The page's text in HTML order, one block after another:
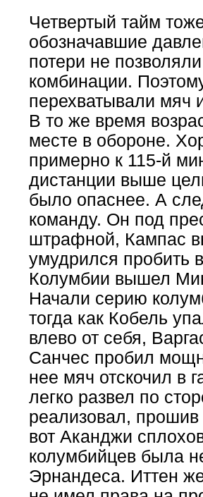
Четвертый тайм
обозначавшие
потери не
комбинации.
перехватывали мяч
В то же время
месте в обороне.
примерно к 115-й
дистанции выше
было опаснее. А
команду. Он под
штрафной, Кампас
умудрился пробить
Колумбии вышел
Начали серию
тогда как Кобель
влево от себя,
Санчес пробил
нее мяч отскочил в
легко развел по
реализовал,
вот Аканджи
колумбийцев была
Эрнандеса. Иттен